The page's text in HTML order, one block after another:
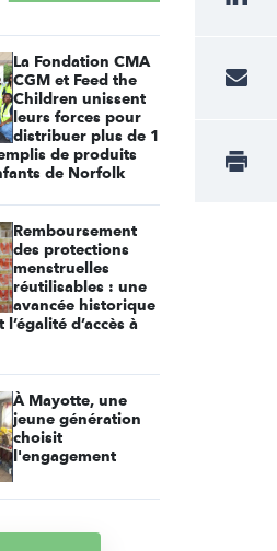
La Fondation CMA
CGM et Feed the
Children unissent
leurs forces pour
distribuer plus de 1
de produits
de Norfolk
Remboursement
des protections
menstruelles
réutilisables : une
avancée historique
d’accès à
À Mayotte, une
jeune génération
choisit
l'engagement